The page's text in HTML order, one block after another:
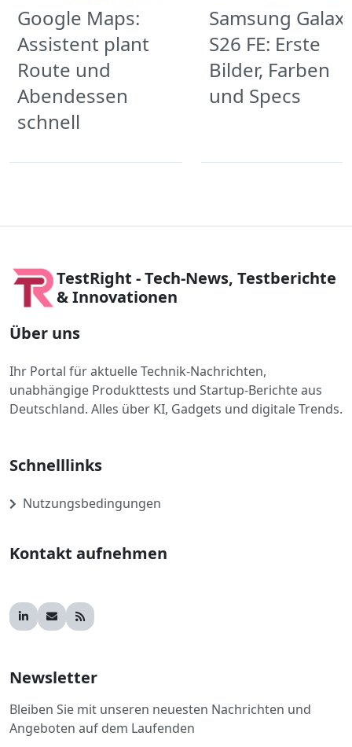
Google Maps:
Assistent plant
Route und
Abendessen
schnell
Samsung
S26 FE: Erste
Bilder, Farben
und Specs
TestRight - Tech-News, Testberichte
& Innovationen
Über uns
Ihr Portal für aktuelle Technik-Nachrichten,
unabhängige Produkttests und Startup-Berichte aus
Deutschland. Alles über KI, Gadgets und digitale Trends.
Schnelllinks
Nutzungsbedingungen
Kontakt aufnehmen
Newsletter
Bleiben Sie mit unseren neuesten Nachrichten und
Angeboten auf dem Laufenden